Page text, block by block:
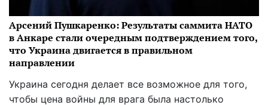
Арсений Пушкаренко: Результаты саммита НАТО
в Анкаре стали очередным подтверждением того,
что Украина двигается в правильном
направлении
Украина сегодня делает все возможное для того,
чтобы цена войны для врага была настолько